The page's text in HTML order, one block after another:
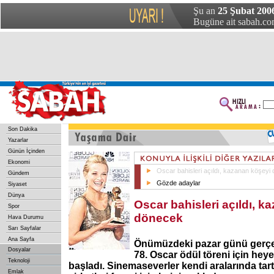
Şu an 25 Şubat
Bugüne ait
Son Dakika
Yazarlar
Günün İçinden
Ekonomi
Gündem
Siyaset
Dünya
Spor
Hava Durumu
Sarı Sayfalar
Ana Sayfa
Dosyalar
Teknoloji
Emlak
Oscar bahisleri açıldı, kazanan köşeyi
Gözde adaylar
Oscar bahisleri açıldı,
dönecek
Önümüzdeki pazar günü
78. Oscar ödül töreni için
başladı. Sinemaseverler kendi aralarında